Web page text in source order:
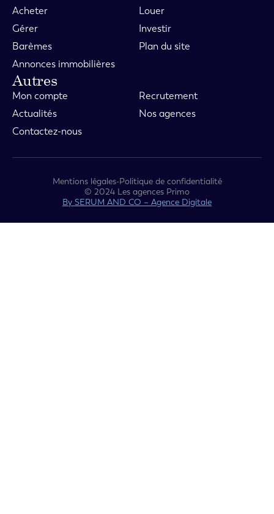
Acheter
Louer
Gérer
Investir
Barèmes
Plan du site
Annonces immobilières
Autres
Mon compte
Recrutement
Actualités
Nos agences
Contactez-nous
Mentions légales-Politique de confidentialité
© 2024 Les agences Primo
By SERUM AND CO – Agence Digitale